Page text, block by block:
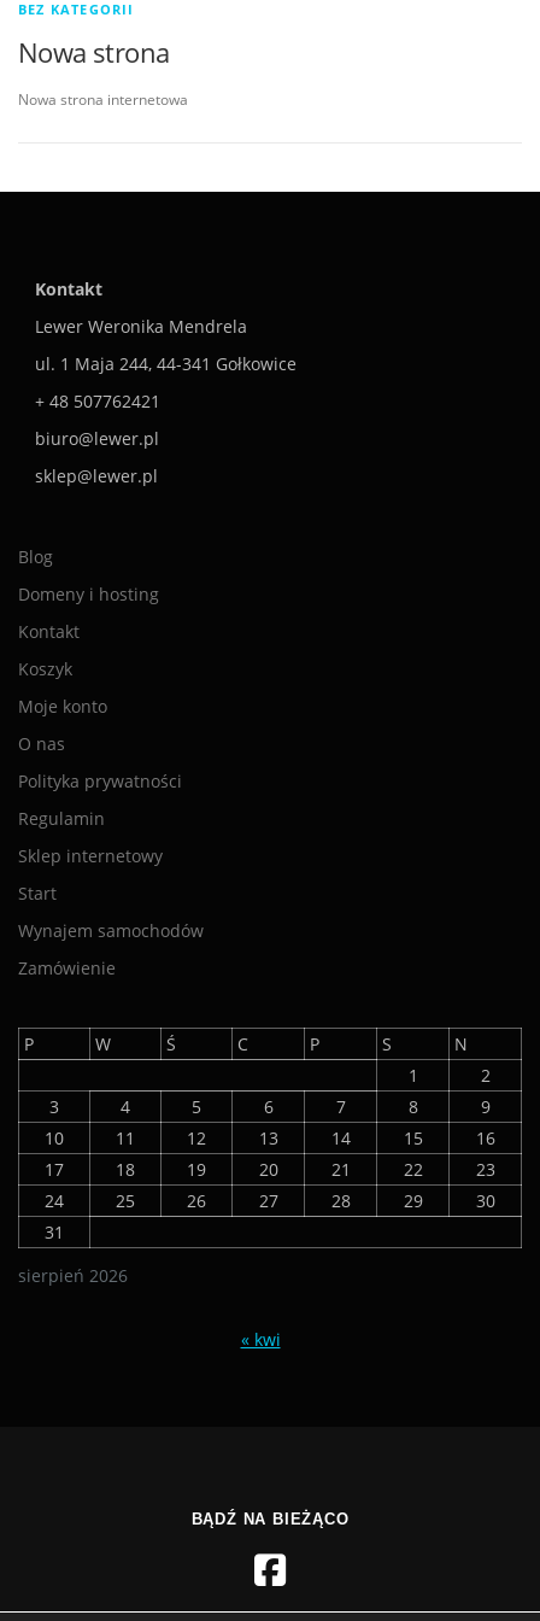
BEZ KATEGORII
Nowa strona
Nowa strona internetowa
Kontakt
Lewer Weronika Mendrela
ul. 1 Maja 244, 44-341 Gołkowice
+ 48 507762421
biuro@lewer.pl
sklep@lewer.pl
Blog
Domeny i hosting
Kontakt
Koszyk
Moje konto
O nas
Polityka prywatności
Regulamin
Sklep internetowy
Start
Wynajem samochodów
Zamówienie
sierpień 2026
P W Ś C P S
N
1
2
3
4 5 6 7 8
9
10
11 12 13 14 15
16
17
18 19 20 21 22
23
24
25 26 27 28 29
30
31
« kwi
BĄDŹ NA BIEŻĄCO